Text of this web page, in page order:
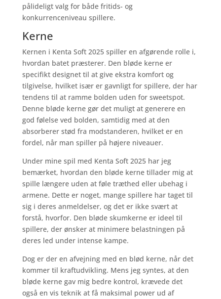
pålideligt valg for både fritids- og
konkurrenceniveau spillere.
Kerne
Kernen i Kenta Soft 2025 spiller en afgørende rolle i,
hvordan batet præsterer. Den bløde kerne er
specifikt designet til at give ekstra komfort og
tilgivelse, hvilket især er gavnligt for spillere, der har
tendens til at ramme bolden uden for sweetspot.
Denne bløde kerne gør det muligt at generere en
god følelse ved bolden, samtidig med at den
absorberer stød fra modstanderen, hvilket er en
fordel, når man spiller på højere niveauer.
Under mine spil med Kenta Soft 2025 har jeg
bemærket, hvordan den bløde kerne tillader mig at
spille længere uden at føle træthed eller ubehag i
armene. Dette er noget, mange spillere har taget til
sig i deres anmeldelser, og det er ikke svært at
forstå, hvorfor. Den bløde skumkerne er ideel til
spillere, der ønsker at minimere belastningen på
deres led under intense kampe.
Dog er der en afvejning med en blød kerne, når det
kommer til kraftudvikling. Mens jeg syntes, at den
bløde kerne gav mig bedre kontrol, krævede det
også en vis teknik at få maksimal power ud af